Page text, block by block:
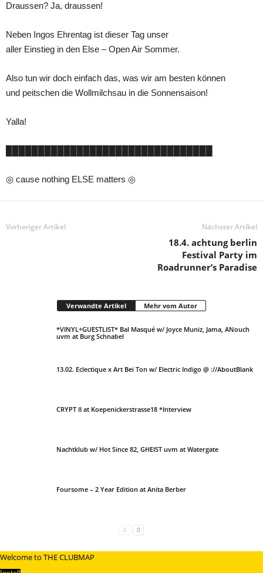
Draussen? Ja, draussen!
Neben Ingos Ehrentag ist dieser Tag unser
aller Einstieg in den Else – Open Air Sommer.
Also tun wir doch einfach das, was wir am besten können
und peitschen die Wollmilchsau in die Sonnensaison!
Yalla!
◎ cause nothing ELSE matters ◎
Vorheriger Artikel Nächster Artikel
18.4. achtung berlin
Festival Party im
Roadrunner’s Paradise
Verwandte Artikel Mehr vom Autor
*VINYL+GUESTLIST* Bal Masqué w/ Joyce Muniz, Jama, ANouch
uvm at Burg Schnabel
13.02. Eclectique x Art Bei Ton w/ Electric Indigo @ ://AboutBlank
CRYPT II at Koepenickerstrasse18 *Interview
Nachtklub w/ Hot Since 82, GHEIST uvm at Watergate
Foursome – 2 Year Edition at Anita Berber
Welcome to THE CLUBMAP